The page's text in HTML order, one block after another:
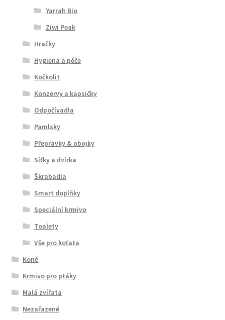
Yarrah Bio
Ziwi Peak
Hračky
Hygiena a péče
Kočkolit
Konzervy a kapsičky
Odpočívadla
Pamlsky
Přepravky & obojky
Síťky a dvírka
Škrabadla
Smart doplňky
Speciální krmivo
Toalety
Vše pro koťata
Koně
Krmivo pro ptáky
Malá zvířata
Nezařazené